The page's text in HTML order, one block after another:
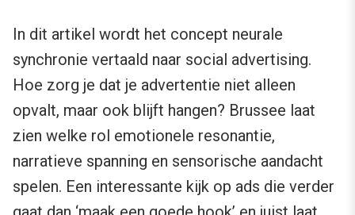
In dit artikel wordt het concept neurale
synchronie vertaald naar social advertising.
Hoe zorg je dat je advertentie niet alleen
opvalt, maar ook blijft hangen? Brussee laat
zien welke rol emotionele resonantie,
narratieve spanning en sensorische aandacht
spelen. Een interessante kijk op ads die verder